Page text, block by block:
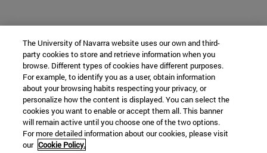
The University of Navarra website uses our own and third-
party cookies to store and retrieve information when you
browse. Different types of cookies have different purposes.
For example, to identify you as a user, obtain information
about your browsing habits respecting your privacy, or
personalize how the content is displayed. You can select the
cookies you want to enable or accept them all. This banner
will remain active until you choose one of the two options.
For more detailed information about our cookies, please visit
our Cookie Policy.